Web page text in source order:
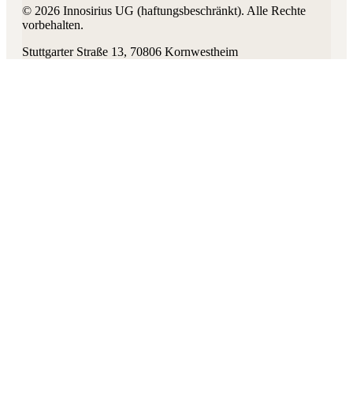
© 2026 Innosirius UG (haftungsbeschränkt). Alle Rechte
vorbehalten.
Stuttgarter Straße 13, 70806 Kornwestheim